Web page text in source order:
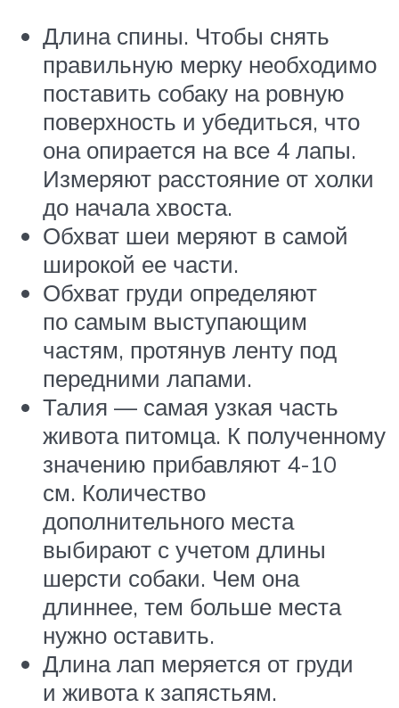
Длина спины. Чтобы снять
правильную мерку необходимо
поставить собаку на ровную
поверхность и убедиться, что
она опирается на все 4 лапы.
Измеряют расстояние от холки
до начала хвоста.
Обхват шеи меряют в самой
широкой ее части.
Обхват груди определяют
по самым выступающим
частям, протянув ленту под
передними лапами.
Талия — самая узкая часть
живота питомца. К полученному
значению прибавляют 4-10
см. Количество
дополнительного места
выбирают с учетом длины
шерсти собаки. Чем она
длиннее, тем больше места
нужно оставить.
Длина лап меряется от груди
и живота к запястьям.